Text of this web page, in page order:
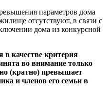
параметров дома
отсутствуют, в связи с
дома из конкурсной
качестве критерия
во внимание только
(кратно) превышает
и членов его семьи в